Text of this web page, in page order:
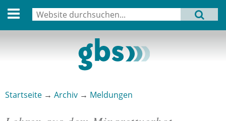
English version
MENU
Startseite → Archiv → Meldungen
Suchformular
Suche